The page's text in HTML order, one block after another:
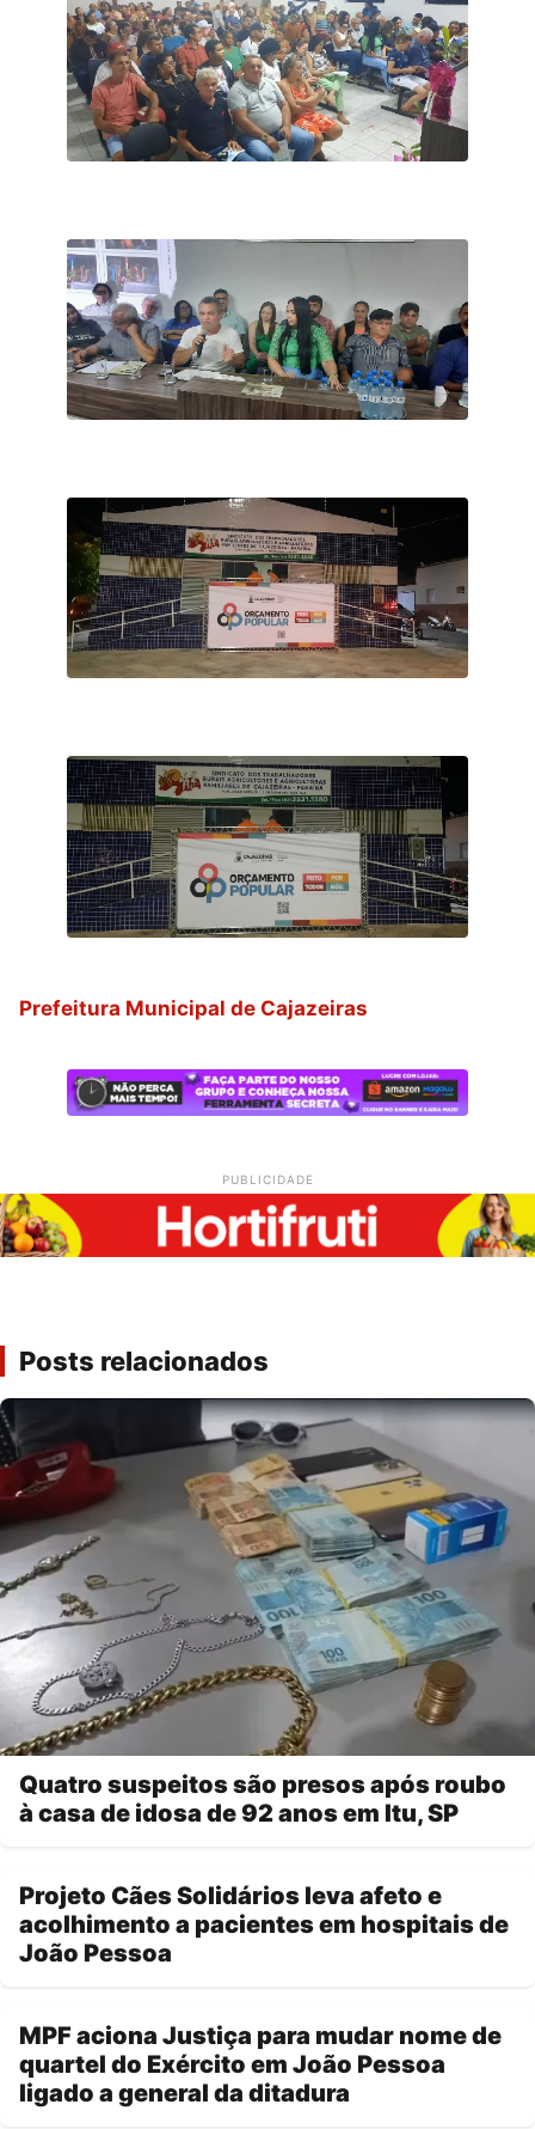
Prefeitura Municipal de Cajazeiras
PUBLICIDADE
Posts relacionados
Quatro suspeitos são presos após roubo
à casa de idosa de 92 anos em Itu, SP
Projeto Cães Solidários leva afeto e
acolhimento a pacientes em hospitais de
João Pessoa
MPF aciona Justiça para mudar nome de
quartel do Exército em João Pessoa
ligado a general da ditadura